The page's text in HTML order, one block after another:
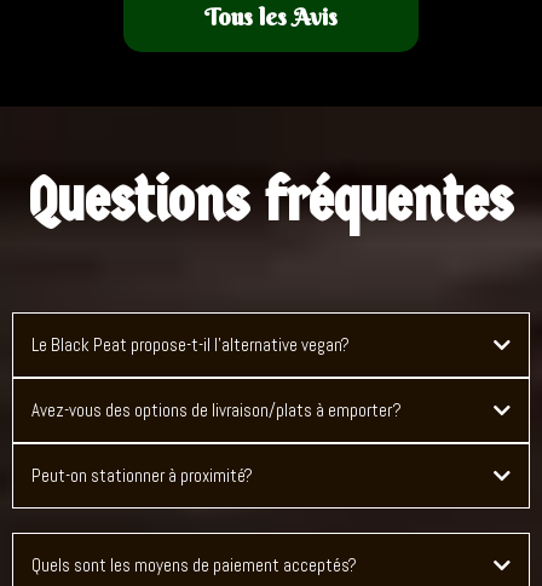
Tous les Avis
Questions fréquentes
Le Black Peat propose-t-il l'alternative vegan?
Avez-vous des options de livraison/plats à emporter?
Peut-on stationner à proximité?
Quels sont les moyens de paiement acceptés?